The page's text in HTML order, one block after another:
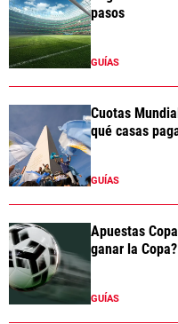
pasos
GUÍAS
Cuotas
qué casas
GUÍAS
Apuestas
ganar la Copa?
GUÍAS